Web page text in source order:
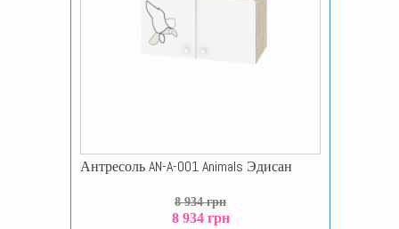
Антресоль AN-A-001 Animals Эдисан
8 934 грн
8 934 грн